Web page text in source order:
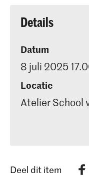
Details
Datum
8 juli 2025
Locatie
Atelier School
Deel dit item